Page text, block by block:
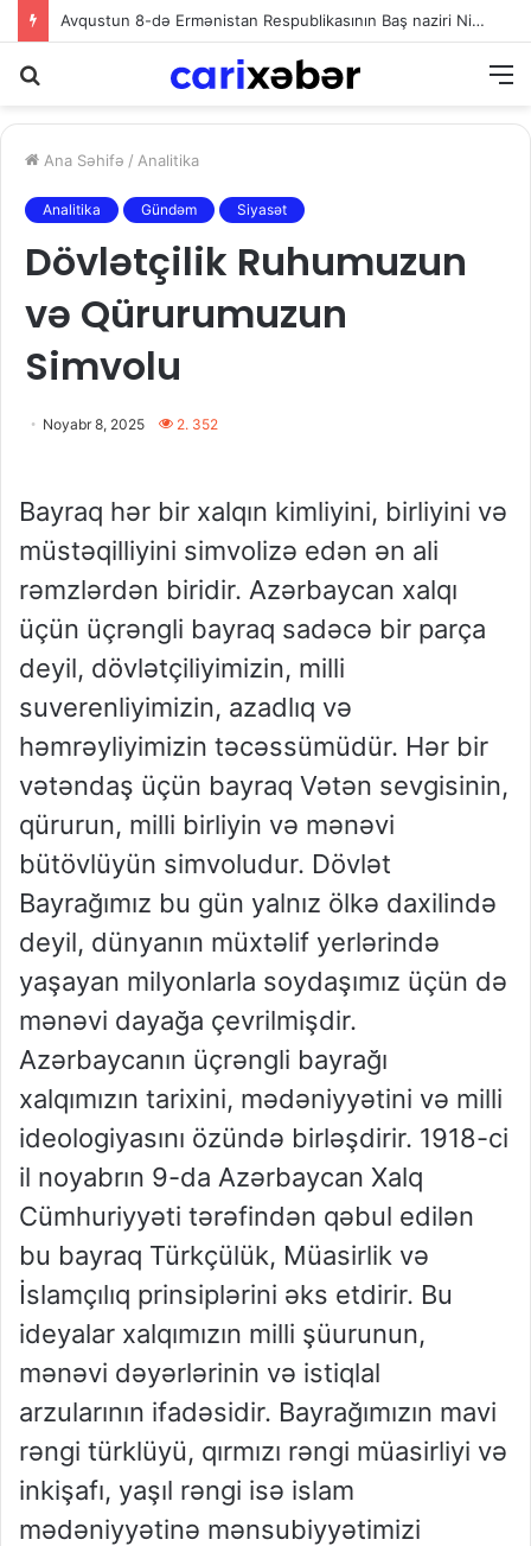
Avqustun 8-də Ermənistan Respublikasının Baş naziri Nikol Paşinyan Azərbaycan Respublikasının Prezidenti İlham Əliyevə zəng edib
Ana Səhifə / Analitika
Analitika Gündəm Siyasət
Dövlətçilik Ruhumuzun
və Qürurumuzun
Simvolu
Noyabr 8, 2025 2. 352
Bayraq hər bir xalqın kimliyini, birliyini və
müstəqilliyini simvolizə edən ən ali
rəmzlərdən biridir. Azərbaycan xalqı
üçün üçrəngli bayraq sadəcə bir parça
deyil, dövlətçiliyimizin, milli
suverenliyimizin, azadlıq və
həmrəyliyimizin təcəssümüdür. Hər bir
vətəndaş üçün bayraq Vətən sevgisinin,
qürurun, milli birliyin və mənəvi
bütövlüyün simvoludur. Dövlət
Bayrağımız bu gün yalnız ölkə daxilində
deyil, dünyanın müxtəlif yerlərində
yaşayan milyonlarla soydaşımız üçün də
mənəvi dayağa çevrilmişdir.
Azərbaycanın üçrəngli bayrağı
xalqımızın tarixini, mədəniyyətini və milli
ideologiyasını özündə birləşdirir. 1918-ci
il noyabrın 9-da Azərbaycan Xalq
Cümhuriyyəti tərəfindən qəbul edilən
bu bayraq Türkçülük, Müasirlik və
İslamçılıq prinsiplərini əks etdirir. Bu
ideyalar xalqımızın milli şüurunun,
mənəvi dəyərlərinin və istiqlal
arzularının ifadəsidir. Bayrağımızın mavi
rəngi türklüyü, qırmızı rəngi müasirliyi və
inkişafı, yaşıl rəngi isə islam
mədəniyyətinə mənsubiyyətimizi